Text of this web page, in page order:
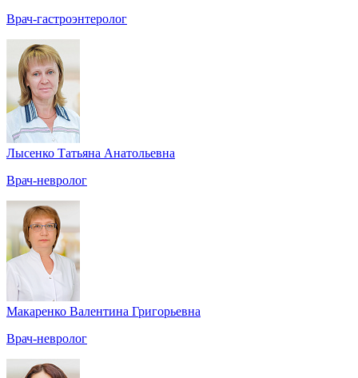
Врач-гастроэнтеролог
Лысенко Татьяна Анатольевна
Врач-невролог
Макаренко Валентина Григорьевна
Врач-невролог